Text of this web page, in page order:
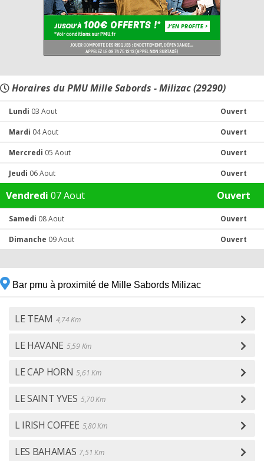
Horaires du PMU Mille Sabords - Milizac (29290)
Lundi 03 Aout Ouvert
Mardi 04 Aout Ouvert
Mercredi 05 Aout Ouvert
Jeudi 06 Aout Ouvert
Vendredi 07 Aout Ouvert
Samedi 08 Aout Ouvert
Dimanche 09 Aout Ouvert
Bar pmu à proximité de Mille Sabords Milizac
LE TEAM 4,74 Km
LE HAVANE 5,59 Km
LE CAP HORN 5,61 Km
LE SAINT YVES 5,70 Km
L IRISH COFFEE 5,80 Km
LES BAHAMAS 7,51 Km